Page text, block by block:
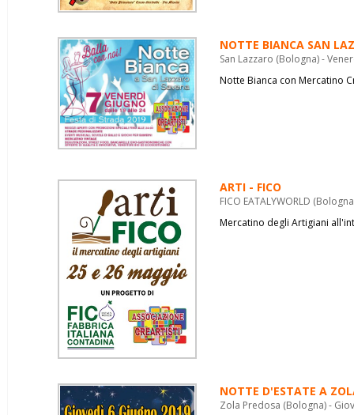
NOTTE BIANCA SAN
San Lazzaro (Bologna) -
Notte Bianca con Mercatino
ARTI - FICO
FICO EATALYWORLD
Mercatino degli Artigiani
NOTTE D'ESTATE A
Zola Predosa (Bologna) -